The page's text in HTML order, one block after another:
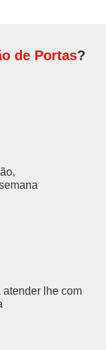
de Portas?
lhe com